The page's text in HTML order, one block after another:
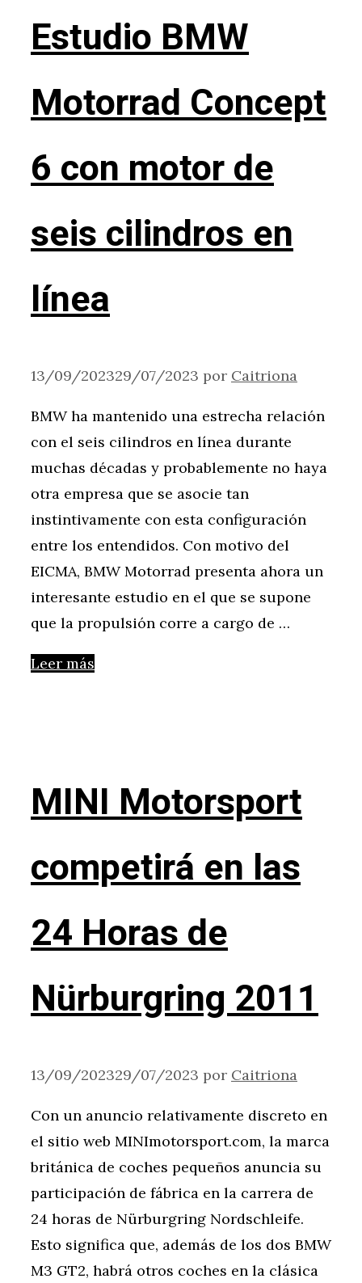
Estudio BMW
Motorrad Concept
6 con motor de
seis cilindros en
línea
13/09/202329/07/2023 por Caitriona
BMW ha mantenido una estrecha relación
con el seis cilindros en línea durante
muchas décadas y probablemente no haya
otra empresa que se asocie tan
instintivamente con esta configuración
entre los entendidos. Con motivo del
EICMA, BMW Motorrad presenta ahora un
interesante estudio en el que se supone
que la propulsión corre a cargo de …
Leer más
MINI Motorsport
competirá en las
24 Horas de
Nürburgring 2011
13/09/202329/07/2023 por Caitriona
Con un anuncio relativamente discreto en
el sitio web MINImotorsport.com, la marca
británica de coches pequeños anuncia su
participación de fábrica en la carrera de
24 horas de Nürburgring Nordschleife.
Esto significa que, además de los dos BMW
M3 GT2, habrá otros coches en la clásica